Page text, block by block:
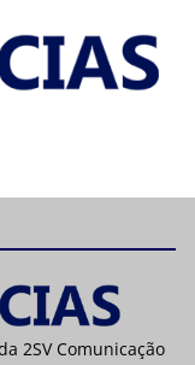
2SV Comunicação